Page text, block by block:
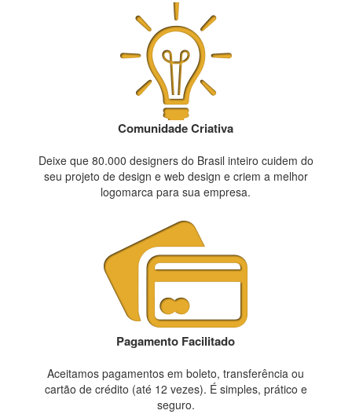
Comunidade Criativa
Deixe que 80.000 designers do Brasil inteiro cuidem do
seu projeto de design e web design e criem a melhor
logomarca para sua empresa.
Pagamento Facilitado
Aceitamos pagamentos em boleto, transferência ou
cartão de crédito (até 12 vezes). É simples, prático e
seguro.